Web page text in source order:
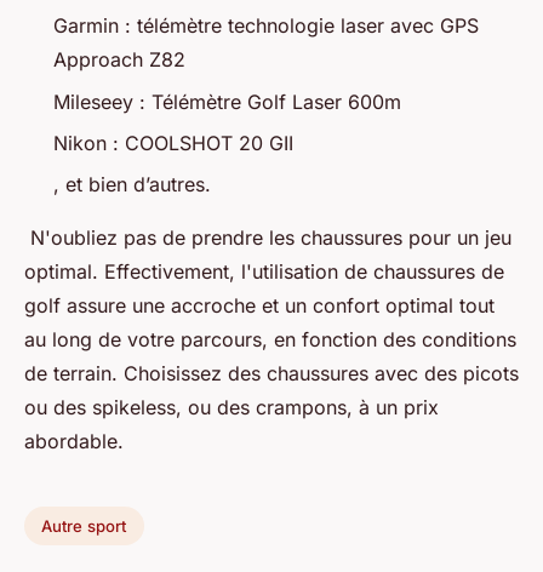
Garmin : télémètre technologie laser avec GPS
Approach Z82
Mileseey : Télémètre Golf Laser 600m
Nikon : COOLSHOT 20 GII
, et bien d’autres.
N'oubliez pas de prendre les chaussures pour un jeu
optimal. Effectivement, l'utilisation de chaussures de
golf assure une accroche et un confort optimal tout
au long de votre parcours, en fonction des conditions
de terrain. Choisissez des chaussures avec des picots
ou des spikeless, ou des crampons, à un prix
abordable.
Autre sport